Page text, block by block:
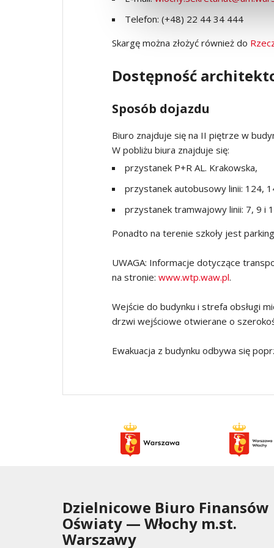
Telefon: (+48) 22 44 34 444
Skargę można złożyć również do
Dostępność
Sposób dojazdu
Biuro znajduje się na II piętrze w
W pobliżu biura znajduje się:
przystanek P+R AL. Krakowska,
przystanek autobusowy linii: 124,
przystanek tramwajowy linii: 7, 9 i
Ponadto na terenie szkoły jest
UWAGA: Informacje dotyczące
na stronie: www.wtp.waw.pl.
Wejście do budynku i strefa obsługi
drzwi wejściowe otwierane o
Ewakuacja z budynku odbywa się
Dzielnicowe Biuro Finansów
Oświaty — Włochy m.st.
Warszawy